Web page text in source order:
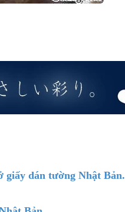
giấy dán tường Nhật Bản.